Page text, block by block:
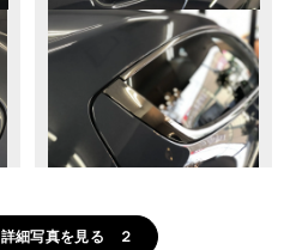
詳細写真を見る ２